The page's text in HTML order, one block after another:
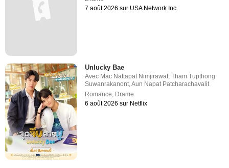
7 août 2026 sur USA Network Inc.
Unlucky Bae
Avec Mac Nattapat Nimjirawat ,Tham Tupthong
Suwanrakanont ,Aun Napat Patcharachavalit
Romance Drame
6 août 2026 sur Netflix